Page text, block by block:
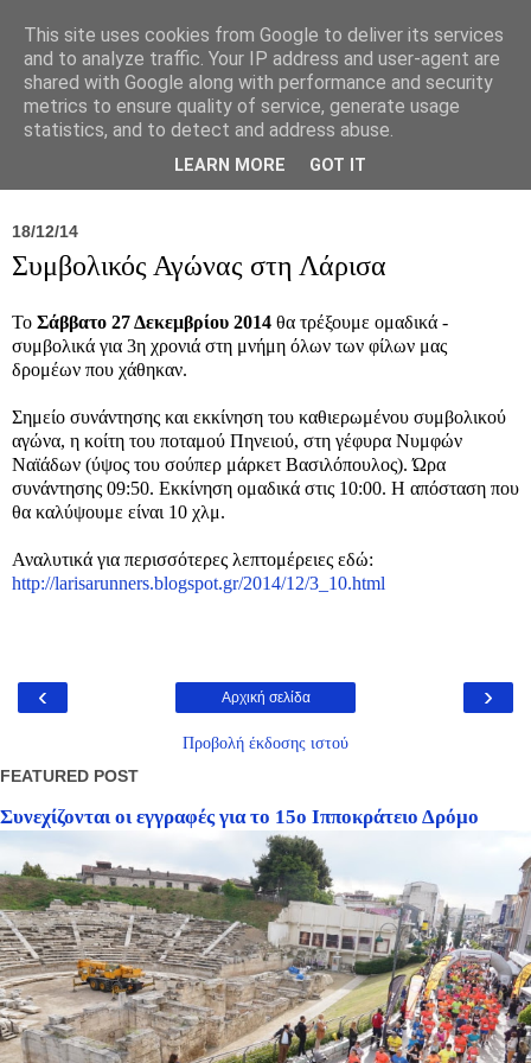
Σύλλογος Ιπποκράτειος
18/12/14
Συμβολικός Αγώνας στη Λάρισα
Το Σάββατο 27 Δεκεμβρίου 2014 θα τρέξουμε ομαδικά -
συμβολικά για 3η χρονιά στη μνήμη όλων των φίλων μας
δρομέων που χάθηκαν.
Σημείο συνάντησης και εκκίνηση του καθιερωμένου συμβολικού
αγώνα, η κοίτη του ποταμού Πηνειού, στη γέφυρα Νυμφών
Ναϊάδων (ύψος του σούπερ μάρκετ Βασιλόπουλος). Ώρα
συνάντησης 09:50. Εκκίνηση ομαδικά στις 10:00. Η απόσταση που
θα καλύψουμε είναι 10 χλμ.
Αναλυτικά για περισσότερες λεπτομέρειες εδώ:
http://larisarunners.blogspot.gr/2014/12/3_10.html
‹ ›
Αρχική σελίδα
Προβολή έκδοσης ιστού
FEATURED POST
Συνεχίζονται οι εγγραφές για το 15ο Ιπποκράτειο Δρόμο
This site uses cookies from Google to deliver its services
and to analyze traffic. Your IP address and user-agent are
shared with Google along with performance and security
metrics to ensure quality of service, generate usage
statistics, and to detect and address abuse.
LEARN MORE GOT IT